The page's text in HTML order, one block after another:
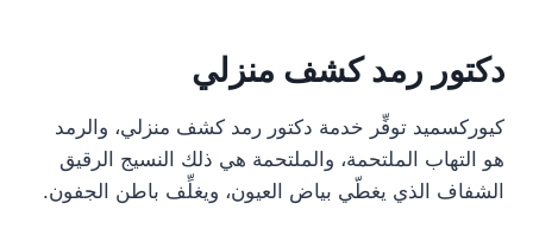
دكتور رمد كشف منزلي
كيوركسميد توفِّر خدمة دكتور رمد كشف منزلي، والرمد
هو التهاب الملتحمة، والملتحمة هي ذلك النسيج الرقيق
الشفاف الذي يغطّي بياض العيون، ويغلِّف باطن الجفون.